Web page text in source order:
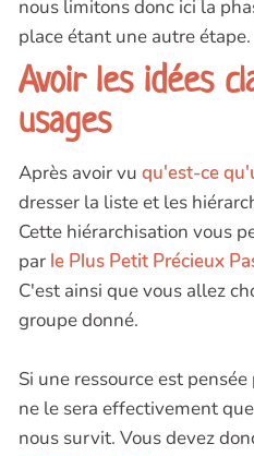
nous limitons donc ici la
place étant une autre étape.
Avoir les idées
usages
Après avoir vu qu'est-ce
dresser la liste et les
Cette hiérarchisation vous
par le Plus Petit Précieux
C'est ainsi que vous allez
groupe donné.
Si une ressource est
ne le sera effectivement
nous survit. Vous devez